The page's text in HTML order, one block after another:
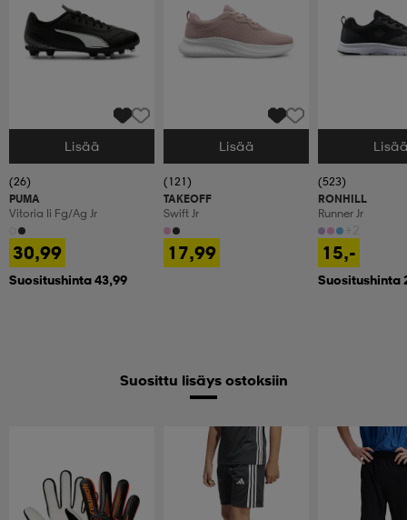
Valitse Koko
Lisää
(26)
PUMA
Vitoria Ii Fg/ag Jr
30,99
Suositushinta 43,99
Valitse Koko
Lisää
(121)
TAKEOFF
Swift Jr
17,99
Valitse Koko
(523)
RONHILL
Runner Jr
15,-
Suositushinta
Suosittu lisäys ostoksiin